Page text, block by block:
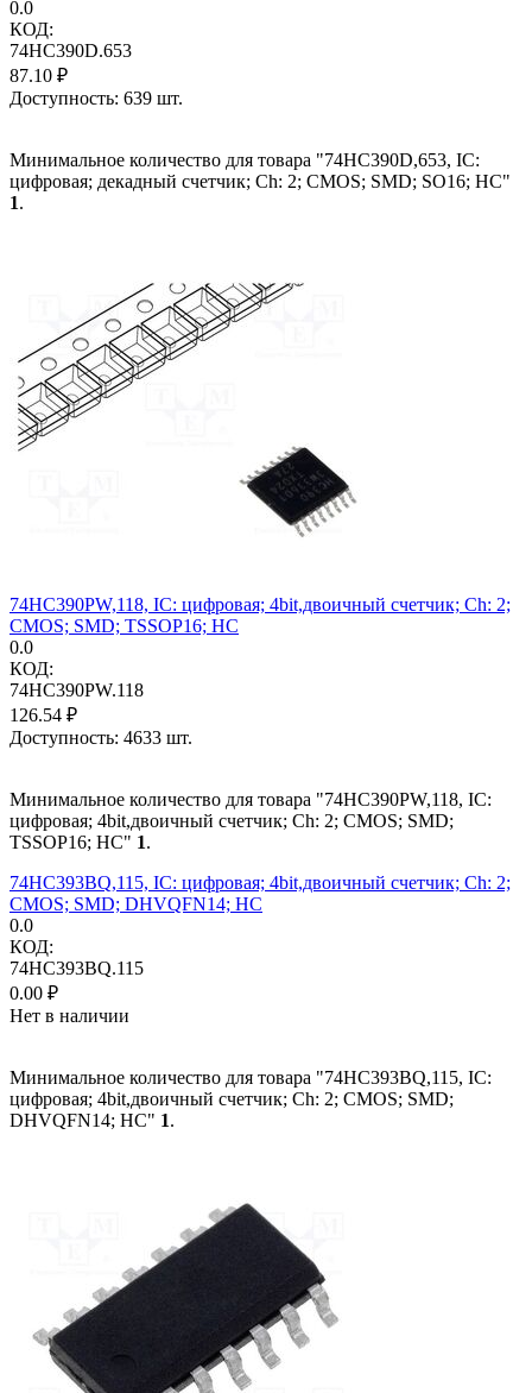
0.0
КОД:
74HC390D.653
87.10 ₽
Доступность: 639 шт.
Минимальное количество для товара "74HC390D,653, IC:
цифровая; декадный счетчик; Ch: 2; CMOS; SMD; SO16; HC"
1.
74HC390PW,118, IC: цифровая; 4bit,двоичный счетчик; Ch: 2;
CMOS; SMD; TSSOP16; HC
0.0
КОД:
74HC390PW.118
126.54 ₽
Доступность: 4633 шт.
Минимальное количество для товара "74HC390PW,118, IC:
цифровая; 4bit,двоичный счетчик; Ch: 2; CMOS; SMD;
TSSOP16; HC" 1.
74HC393BQ,115, IC: цифровая; 4bit,двоичный счетчик; Ch: 2;
CMOS; SMD; DHVQFN14; HC
0.0
КОД:
74HC393BQ.115
0.00 ₽
Нет в наличии
Минимальное количество для товара "74HC393BQ,115, IC:
цифровая; 4bit,двоичный счетчик; Ch: 2; CMOS; SMD;
DHVQFN14; HC" 1.